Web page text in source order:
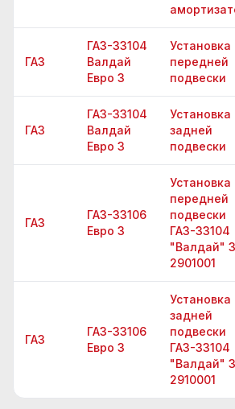
ГАЗ
ГАЗ-33104
Валдай
Евро 3
Установка
передней
подвески
ГАЗ
ГАЗ-33104
Валдай
Евро 3
Установка
задней
подвески
ГАЗ
ГАЗ-33106
Евро 3
Установка
передней
подвески
ГАЗ-33104
"Валдай"
2901001
ГАЗ
ГАЗ-33106
Евро 3
Установка
задней
подвески
ГАЗ-33104
"Валдай"
2910001